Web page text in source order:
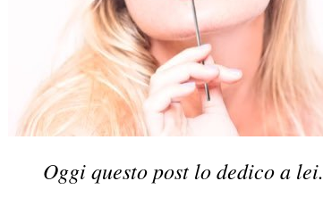
Oggi questo post lo dedico a lei.